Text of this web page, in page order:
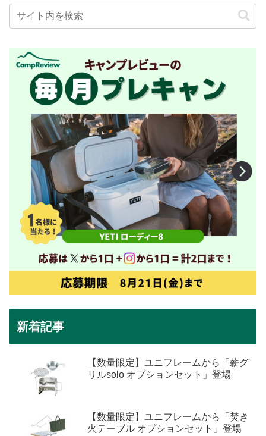
新着記事
【数量限定】ユニフレームから「薪グ
リルsolo オプションセット」登場
【数量限定】ユニフレームから「焚き
火テーブル オプションセット」登場